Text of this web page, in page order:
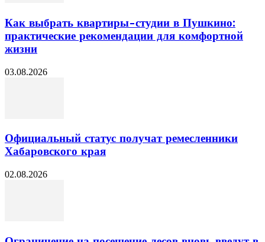
Как выбрать квартиры-студии в Пушкино:
практические рекомендации для комфортной
жизни
03.08.2026
Официальный статус получат ремесленники
Хабаровского края
02.08.2026